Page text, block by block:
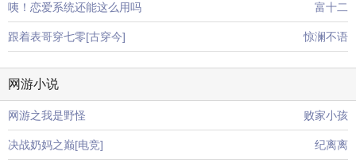
咦！恋爱系统还能这么用吗 富十二
跟着表哥穿七零[古穿今] 惊澜不语
网游小说
网游之我是野怪 败家小孩
决战奶妈之巅[电竞] 纪离离